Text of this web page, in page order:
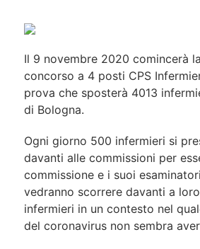
Il 9 novembre 2020 comincerà
concorso a 4 posti CPS
prova che sposterà 4013
di Bologna.
Ogni giorno 500 infermieri si
davanti alle commissioni per
commissione e i suoi
vedranno scorrere davanti a
infermieri in un contesto nel
del coronavirus non sembra